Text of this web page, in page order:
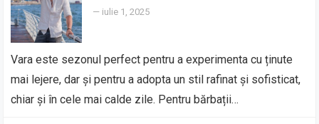
— iulie 1, 2025
Vara este sezonul perfect pentru a experimenta cu ținute
mai lejere, dar și pentru a adopta un stil rafinat și sofisticat,
chiar și în cele mai calde zile. Pentru bărbații…